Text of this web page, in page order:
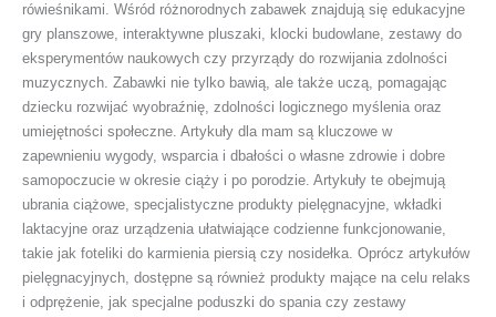
rówieśnikami. Wśród różnorodnych zabawek znajdują się edukacyjne
gry planszowe, interaktywne pluszaki, klocki budowlane, zestawy do
eksperymentów naukowych czy przyrządy do rozwijania zdolności
muzycznych. Zabawki nie tylko bawią, ale także uczą, pomagając
dziecku rozwijać wyobraźnię, zdolności logicznego myślenia oraz
umiejętności społeczne. Artykuły dla mam są kluczowe w
zapewnieniu wygody, wsparcia i dbałości o własne zdrowie i dobre
samopoczucie w okresie ciąży i po porodzie. Artykuły te obejmują
ubrania ciążowe, specjalistyczne produkty pielęgnacyjne, wkładki
laktacyjne oraz urządzenia ułatwiające codzienne funkcjonowanie,
takie jak foteliki do karmienia piersią czy nosidełka. Oprócz artykułów
pielęgnacyjnych, dostępne są również produkty mające na celu relaks
i odprężenie, jak specjalne poduszki do spania czy zestawy